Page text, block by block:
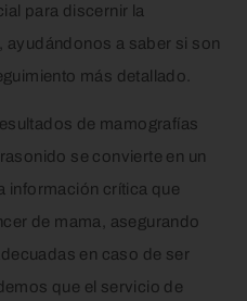
para discernir la
ayudándonos a saber si son
más detallado.
de mamografías
se convierte en un
información crítica que
de mama, asegurando
en caso de ser
que el servicio de